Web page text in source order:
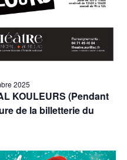
KOULEURS (Pendant
de la billetterie du
2025